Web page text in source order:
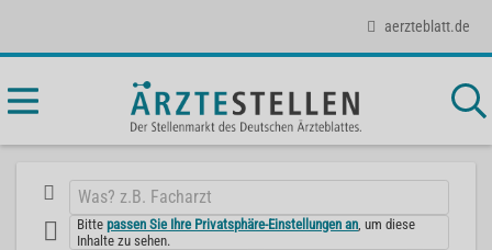
aerzteblatt.de
Bittepassen Sie Ihre Privatsphäre-Einstellungen an , um diese
Inhalte zu sehen.